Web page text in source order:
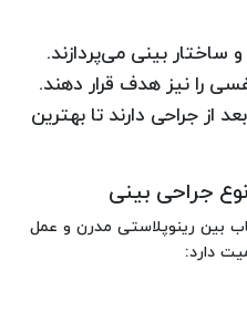
ساختار بینی می‌پردازند.
را نیز هدف قرار دهند.
از جراحی دارند تا بهترین
جراحی بینی
بین رینوپلاستی مدرن و عمل
دارد: